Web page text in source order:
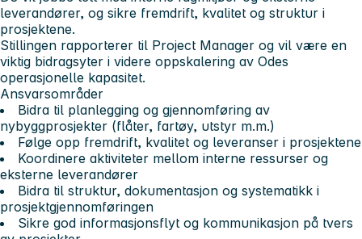
leverandører, og sikre fremdrift, kvalitet og struktur i
prosjektene.
Stillingen rapporterer til Project Manager og vil være en
viktig bidragsyter i videre oppskalering av Odes
operasjonelle kapasitet.
Ansvarsområder
Bidra til planlegging og gjennomføring av
nybyggprosjekter (flåter, fartøy, utstyr m.m.)
Følge opp fremdrift, kvalitet og leveranser i prosjektene
Koordinere aktiviteter mellom interne ressurser og
eksterne leverandører
Bidra til struktur, dokumentasjon og systematikk i
prosjektgjennomføringen
Sikre god informasjonsflyt og kommunikasjon på tvers